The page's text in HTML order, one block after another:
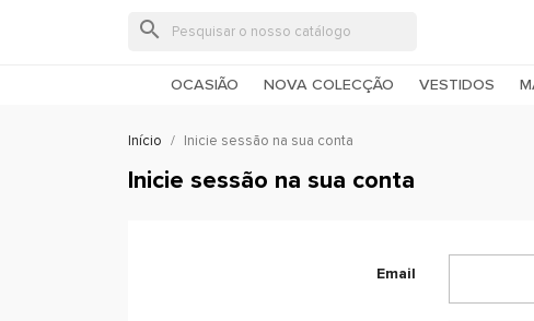
search
OCASIÃO NOVA COLECÇÃO VESTIDOS
Início Inicie sessão na sua conta
Inicie sessão na sua conta
Email